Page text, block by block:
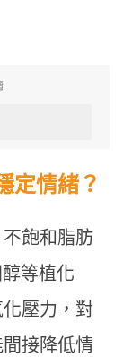
定情緒？
不飽和脂肪
等植化
壓力，對
接降低情